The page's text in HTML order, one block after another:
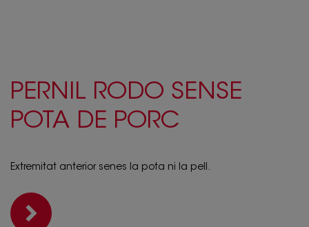
PERNIL RODO SENSE
POTA DE PORC
Extremitat anterior senes la pota ni la pell.